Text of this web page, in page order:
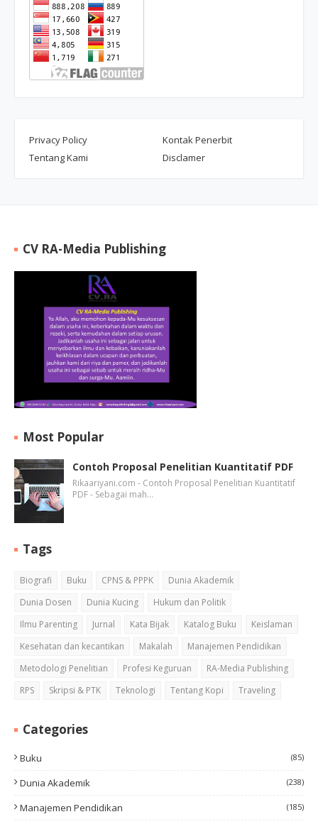
Privacy Policy
Kontak Penerbit
Tentang Kami
Disclamer
CV RA-Media Publishing
Most Popular
Contoh Proposal Penelitian Kuantitatif PDF
Rikaariyani.com - Contoh Proposal Penelitian Kuantitatif
PDF - Sebagai mah…
Tags
Biografi Buku CPNS & PPPK
Dunia Akademik
Dunia Dosen
Dunia Kucing
Hukum dan Politik
Ilmu Parenting
Jurnal Kata Bijak Katalog Buku
Keislaman
Kesehatan dan kecantikan
Makalah
Manajemen Pendidikan
Metodologi Penelitian
Profesi Keguruan
RA-Media Publishing
RPS
Skripsi & PTK Teknologi Tentang Kopi Traveling
Categories
Buku (85)
Dunia Akademik (238)
Manajemen Pendidikan (185)